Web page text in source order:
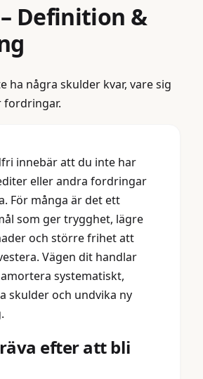
– Definition &
ha några skulder kvar, vare sig
fordringar.
innebär att du inte har
eller andra fordringar
För många är det ett
som ger trygghet, lägre
och större frihet att
Vägen dit handlar
systematiskt,
skulder och undvika ny
efter att bli